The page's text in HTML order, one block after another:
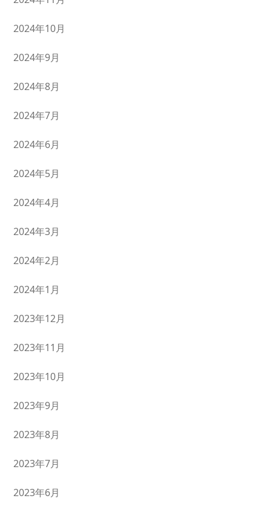
2024年10月
2024年9月
2024年8月
2024年7月
2024年6月
2024年5月
2024年4月
2024年3月
2024年2月
2024年1月
2023年12月
2023年11月
2023年10月
2023年9月
2023年8月
2023年7月
2023年6月